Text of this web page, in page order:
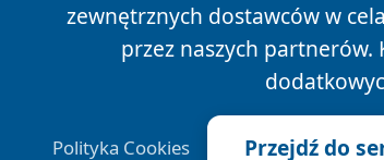
zewnętrznych dostawców w
przez naszych partnerów.
Polityka Cookies Przejdź do